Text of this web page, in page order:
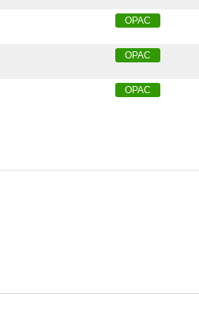
OPAC
OPAC
OPAC